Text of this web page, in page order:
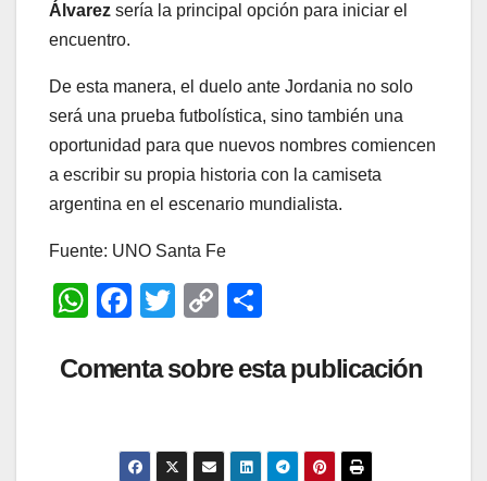
Álvarez sería la principal opción para iniciar el
encuentro.
De esta manera, el duelo ante Jordania no solo
será una prueba futbolística, sino también una
oportunidad para que nuevos nombres comiencen
a escribir su propia historia con la camiseta
argentina en el escenario mundialista.
Fuente: UNO Santa Fe
W
at
F
c
b
T
tt
C
p
Li
m
ar
Comenta sobre esta publicación